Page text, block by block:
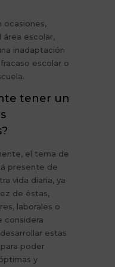
ocasiones,
escolar,
inadaptación
escolar o
tener un
el tema de
presente de
vida diaria, ya
de éstas,
laborales o
considera
estas
poder
y